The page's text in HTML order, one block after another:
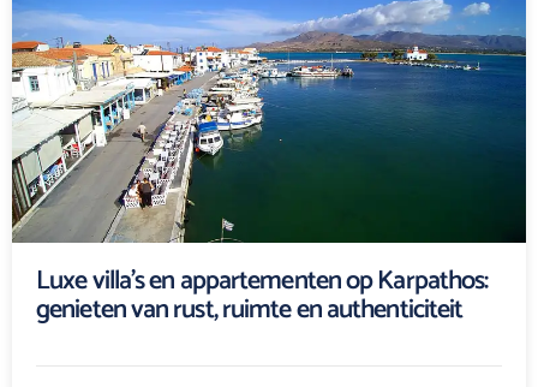
Luxe villa’s en appartementen op Karpathos:
genieten van rust, ruimte en authenticiteit